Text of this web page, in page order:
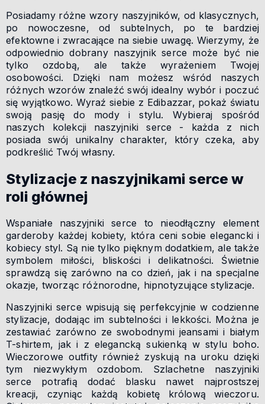
Posiadamy różne wzory naszyjników, od klasycznych,
po nowoczesne, od subtelnych, po te bardziej
efektowne i zwracające na siebie uwagę. Wierzymy, że
odpowiednio dobrany naszyjnik serce może być nie
tylko ozdobą, ale także wyrażeniem Twojej
osobowości. Dzięki nam możesz wśród naszych
różnych wzorów znaleźć swój idealny wybór i poczuć
się wyjątkowo. Wyraź siebie z Edibazzar, pokaż światu
swoją pasję do mody i stylu. Wybieraj spośród
naszych kolekcji naszyjniki serce - każda z nich
posiada swój unikalny charakter, który czeka, aby
podkreślić Twój własny.
Stylizacje z naszyjnikami serce w
roli głównej
Wspaniałe naszyjniki serce to nieodłączny element
garderoby każdej kobiety, która ceni sobie elegancki i
kobiecy styl. Są nie tylko pięknym dodatkiem, ale także
symbolem miłości, bliskości i delikatności. Świetnie
sprawdzą się zarówno na co dzień, jak i na specjalne
okazje, tworząc różnorodne, hipnotyzujące stylizacje.
Naszyjniki serce wpisują się perfekcyjnie w codzienne
stylizacje, dodając im subtelności i lekkości. Można je
zestawiać zarówno ze swobodnymi jeansami i białym
T-shirtem, jak i z elegancką sukienką w stylu boho.
Wieczorowe outfity również zyskują na uroku dzięki
tym niezwykłym ozdobom. Szlachetne naszyjniki
serce potrafią dodać blasku nawet najprostszej
kreacji, czyniąc każdą kobietę królową wieczoru.